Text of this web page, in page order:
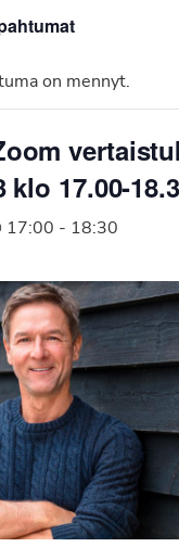
on mennyt.
klo 17.00-
17:00 - 18:30